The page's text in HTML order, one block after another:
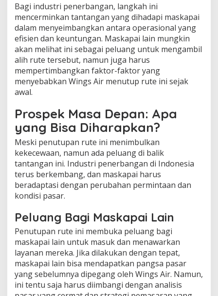
Bagi industri penerbangan, langkah ini
mencerminkan tantangan yang dihadapi maskapai
dalam menyeimbangkan antara operasional yang
efisien dan keuntungan. Maskapai lain mungkin
akan melihat ini sebagai peluang untuk mengambil
alih rute tersebut, namun juga harus
mempertimbangkan faktor-faktor yang
menyebabkan Wings Air menutup rute ini sejak
awal.
Prospek Masa Depan: Apa
yang Bisa Diharapkan?
Meski penutupan rute ini menimbulkan
kekecewaan, namun ada peluang di balik
tantangan ini. Industri penerbangan di Indonesia
terus berkembang, dan maskapai harus
beradaptasi dengan perubahan permintaan dan
kondisi pasar.
Peluang Bagi Maskapai Lain
Penutupan rute ini membuka peluang bagi
maskapai lain untuk masuk dan menawarkan
layanan mereka. Jika dilakukan dengan tepat,
maskapai lain bisa mendapatkan pangsa pasar
yang sebelumnya dipegang oleh Wings Air. Namun,
ini tentu saja harus diimbangi dengan analisis